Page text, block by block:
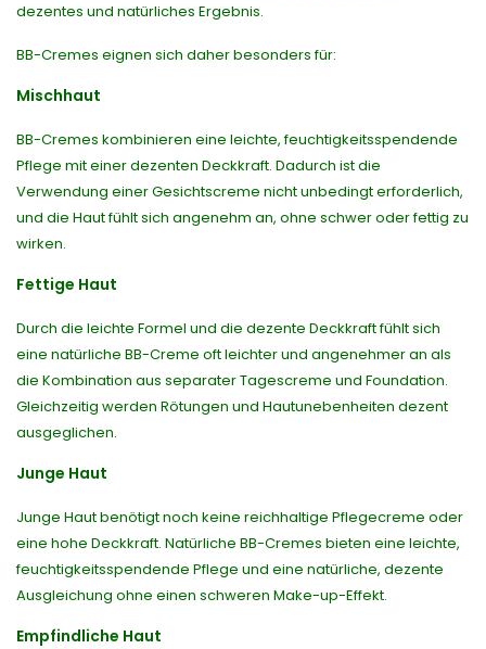
dezentes und natürliches Ergebnis.
BB-Cremes eignen sich daher besonders für:
Mischhaut
BB-Cremes kombinieren eine leichte, feuchtigkeitsspendende
Pflege mit einer dezenten Deckkraft. Dadurch ist die
Verwendung einer Gesichtscreme nicht unbedingt erforderlich,
und die Haut fühlt sich angenehm an, ohne schwer oder fettig zu
wirken.
Fettige Haut
Durch die leichte Formel und die dezente Deckkraft fühlt sich
eine natürliche BB-Creme oft leichter und angenehmer an als
die Kombination aus separater Tagescreme und Foundation.
Gleichzeitig werden Rötungen und Hautunebenheiten dezent
ausgeglichen.
Junge Haut
Junge Haut benötigt noch keine reichhaltige Pflegecreme oder
eine hohe Deckkraft. Natürliche BB-Cremes bieten eine leichte,
feuchtigkeitsspendende Pflege und eine natürliche, dezente
Ausgleichung ohne einen schweren Make-up-Effekt.
Empfindliche Haut